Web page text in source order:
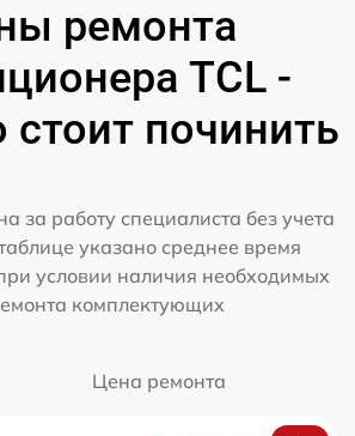
ремонта
TCL -
стоит починить
за работу специалиста без учета
указано среднее время
условии наличия необходимых
комплектующих
Цена ремонта